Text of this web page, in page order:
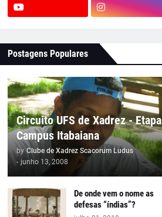
Postagens Populares
Circuito UFS de Xadrez - Etapa
Campus Itabaiana
by Clube de Xadrez Scacorum Ludus
- junho 13, 2008
De onde vem o nome as
defesas “índias”?